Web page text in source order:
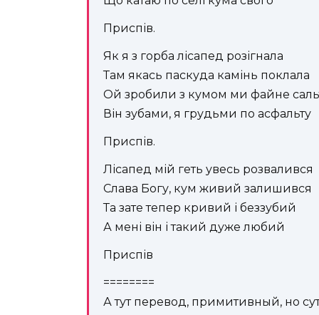
Приспів.
Як я з горба лісапед розігнала
Там якась паскуда камінь поклала
Ой зробили з кумом ми файне
Він зубами, я грудьми по асфальту
Приспів.
Лісапед мій геть увесь розвалився
Слава Богу, кум живий залишився
Та зате тепер кривий і беззубий
А мені він і такий дуже любий
Приспів
========
А тут перевод, примитивный, но